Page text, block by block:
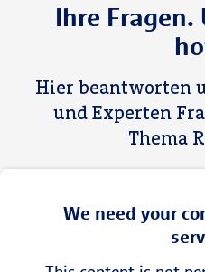
Ihre Fragen.
Hier beantworten
und Experten
Thema
We need your